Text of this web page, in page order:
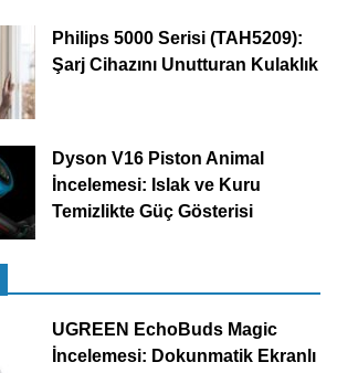
Philips 5000 Serisi (TAH5209):
Şarj Cihazını Unutturan Kulaklık
Dyson V16 Piston Animal
İncelemesi: Islak ve Kuru
Temizlikte Güç Gösterisi
UGREEN EchoBuds Magic
İncelemesi: Dokunmatik Ekranlı